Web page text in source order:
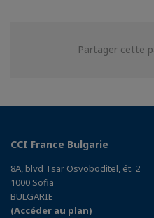
Partager cette
CCI France Bulgarie
8A, blvd Tsar Osvoboditel, ét. 2
1000 Sofia
BULGARIE
(Accéder au plan)